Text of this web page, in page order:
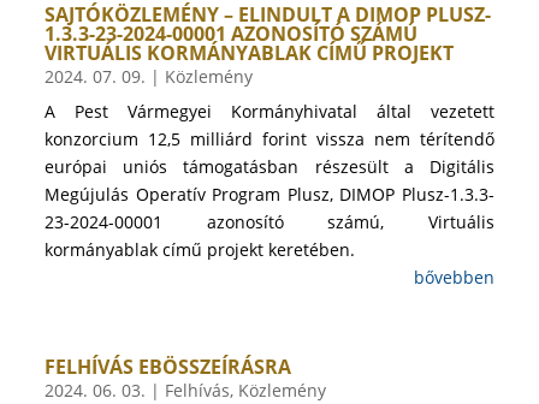
SAJTÓKÖZLEMÉNY – ELINDULT A DIMOP PLUSZ-
1.3.3-23-2024-00001 AZONOSÍTÓ SZÁMÚ
VIRTUÁLIS KORMÁNYABLAK CÍMŰ PROJEKT
2024. 07. 09. | Közlemény
A Pest Vármegyei Kormányhivatal által vezetett
konzorcium 12,5 milliárd forint vissza nem térítendő
európai uniós támogatásban részesült a Digitális
Megújulás Operatív Program Plusz, DIMOP Plusz-1.3.3-
23-2024-00001 azonosító számú, Virtuális
kormányablak című projekt keretében.
bővebben
FELHÍVÁS EBÖSSZEÍRÁSRA
2024. 06. 03. | Felhívás, Közlemény